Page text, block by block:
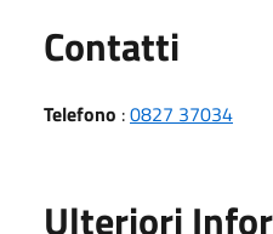
Contatti
Telefono :0827 37034
Ulteriori